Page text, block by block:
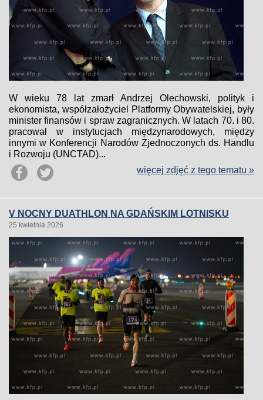
W wieku 78 lat zmarł Andrzej Olechowski, polityk i
ekonomista, współzałożyciel Platformy Obywatelskiej, były
minister finansów i spraw zagranicznych. W latach 70. i 80.
pracował w instytucjach międzynarodowych, między
innymi w Konferencji Narodów Zjednoczonych ds. Handlu
i Rozwoju (UNCTAD)...
więcej zdjęć z tego tematu »
V NOCNY DUATHLON NA GDAŃSKIM LOTNISKU
25 kwietnia 2026